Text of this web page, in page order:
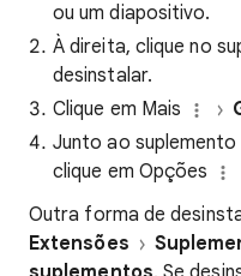
ou um diapositivo.
À direita, clique no
desinstalar.
Clique em Mais
Junto ao
clique em Opções
Outra forma de
Extensões